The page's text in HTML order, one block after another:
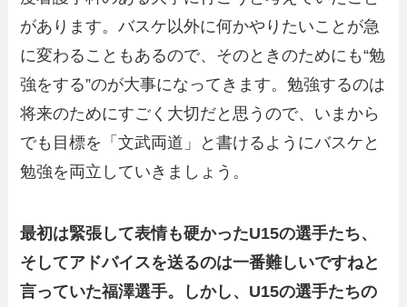
があります。バスケ以外に何かやりたいことが急
に変わることもあるので、そのときのためにも“勉
強をする”のが大事になってきます。勉強するのは
将来のためにすごく大切だと思うので、いまから
でも目標を「文武両道」と書けるようにバスケと
勉強を両立していきましょう。
最初は緊張して表情も硬かったU15の選手たち、
そしてアドバイスを送るのは一番難しいですねと
言っていた福澤選手。しかし、U15の選手たちの